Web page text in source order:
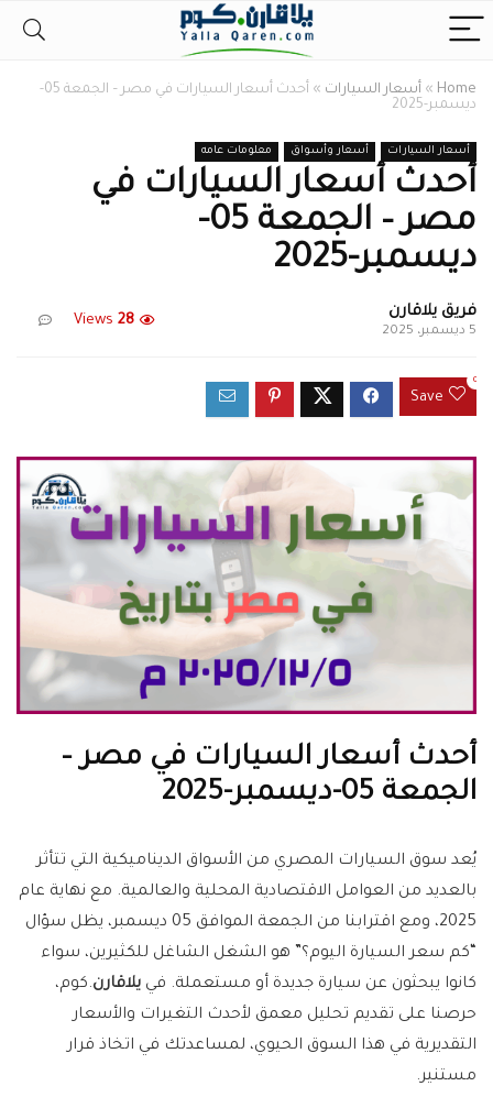
Home
» أسعار السيارات »
أحدث أسعار السيارات في مصر – الجمعة 05-
ديسمبر-2025
أسعار السيارات أسعار وأسواق معلومات عامه
أحدث أسعار السيارات في
مصر – الجمعة 05-
ديسمبر-2025
فريق يلاقارن
5 ديسمبر، 2025
28
Save
0
أحدث أسعار السيارات في مصر –
الجمعة 05-ديسمبر-2025
يُعد سوق السيارات المصري من الأسواق الديناميكية التي تتأثر
بالعديد من العوامل الاقتصادية المحلية والعالمية. مع نهاية عام
2025، ومع اقترابنا من الجمعة الموافق 05 ديسمبر، يظل سؤال
“كم سعر السيارة اليوم؟” هو الشغل الشاغل للكثيرين، سواء
كانوا يبحثون عن سيارة جديدة أو مستعملة. في يلاقارن.كوم،
حرصنا على تقديم تحليل معمق لأحدث التغيرات والأسعار
التقديرية في هذا السوق الحيوي، لمساعدتك في اتخاذ قرار
مستنير.